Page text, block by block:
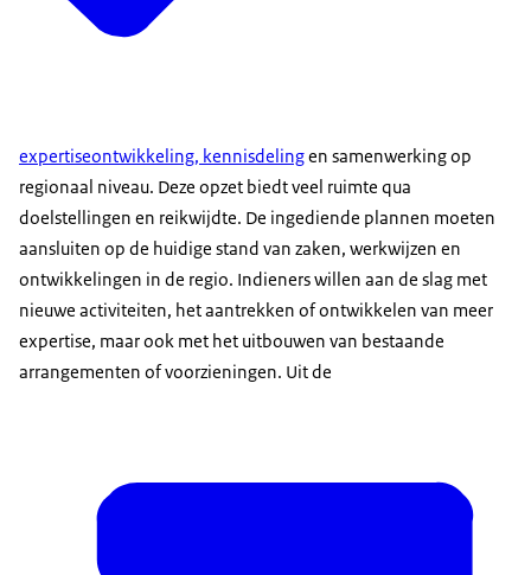
expertiseontwikkeling, kennisdelingen samenwerking op
regionaal niveau. Deze opzet biedt veel ruimte qua
doelstellingen en reikwijdte. De ingediende plannen moeten
aansluiten op de huidige stand van zaken, werkwijzen en
ontwikkelingen in de regio. Indieners willen aan de slag met
nieuwe activiteiten, het aantrekken of ontwikkelen van meer
expertise, maar ook met het uitbouwen van bestaande
arrangementen of voorzieningen. Uit de